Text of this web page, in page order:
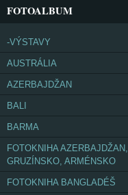
FOTOALBUM
-VÝSTAVY
AUSTRÁLIA
AZERBAJDŽAN
BALI
BARMA
FOTOKNIHA AZERBAJDŽAN,
GRUZÍNSKO, ARMÉNSKO
FOTOKNIHA BANGLADÉŠ